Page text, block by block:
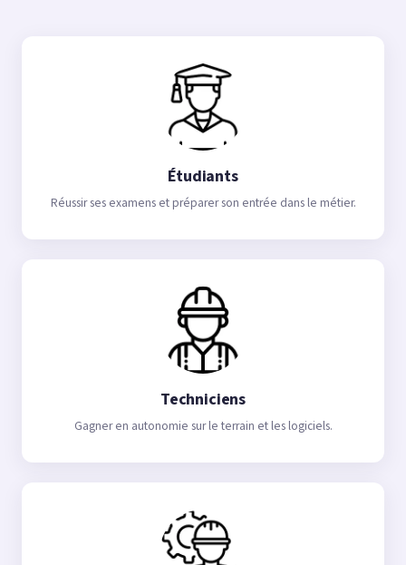
Étudiants
Réussir ses examens et préparer son entrée dans le métier.
Techniciens
Gagner en autonomie sur le terrain et les logiciels.